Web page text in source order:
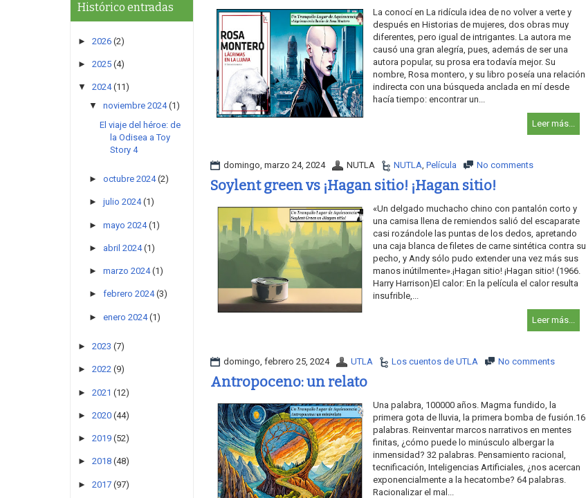
La conocí en La ridícula idea de no volver a verte y
después en Historias de mujeres, dos obras muy
diferentes, pero igual de intrigantes. La autora me
causó una gran alegría, pues, además de ser una
autora popular, su prosa era todavía mejor. Su
nombre, Rosa montero, y su libro poseía una relación
indirecta con una búsqueda anclada en mí desde
hacía tiempo: encontrar un...
Leer más...
domingo, marzo 24, 2024 NUTLA NUTLA, Película No comments
Soylent green vs ¡Hagan sitio! ¡Hagan sitio!
«Un delgado muchacho chino con pantalón corto y
una camisa llena de remiendos salió del escaparate
casi rozándole las puntas de los dedos, apretando
una caja blanca de filetes de carne sintética contra su
pecho, y Andy sólo pudo extender una vez más sus
manos inútilmente».¡Hagan sitio! ¡Hagan sitio! (1966.
Harry Harrison)El calor: En la película el calor resulta
insufrible,...
Leer más...
domingo, febrero 25, 2024 UTLA Los cuentos de UTLA No comments
Antropoceno: un relato
Una palabra, 100000 años. Magma fundido, la
primera gota de lluvia, la primera bomba de fusión.16
palabras. Reinventar marcos narrativos en mentes
finitas, ¿cómo puede lo minúsculo albergar la
inmensidad? 32 palabras. Pensamiento racional,
tecnificación, Inteligencias Artificiales, ¿nos acercan
exponencialmente a la hecatombe? 64 palabras.
Racionalizar el mal...
Histórico entradas
► 2026 (2)
► 2025 (4)
▼ 2024 (11)
▼
noviembre 2024 (1)
El viaje del héroe: de
la Odisea a Toy
Story 4
► octubre 2024 (2)
► julio 2024 (1)
► mayo 2024 (1)
► abril 2024 (1)
► marzo 2024 (1)
► febrero 2024 (3)
► enero 2024 (1)
► 2023 (7)
► 2022 (9)
► 2021 (12)
► 2020 (44)
► 2019 (52)
► 2018 (48)
► 2017 (97)